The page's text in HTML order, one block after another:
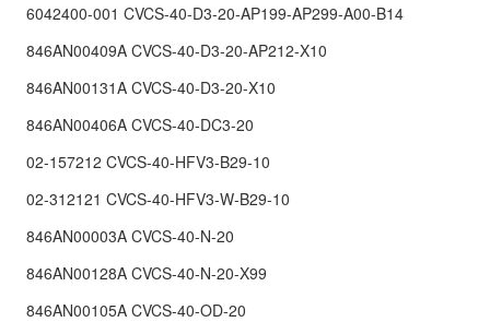
6042400-001 CVCS-40-D3-20-AP199-AP299-A00-B14
846AN00409A CVCS-40-D3-20-AP212-X10
846AN00131A CVCS-40-D3-20-X10
846AN00406A CVCS-40-DC3-20
02-157212 CVCS-40-HFV3-B29-10
02-312121 CVCS-40-HFV3-W-B29-10
846AN00003A CVCS-40-N-20
846AN00128A CVCS-40-N-20-X99
846AN00105A CVCS-40-OD-20